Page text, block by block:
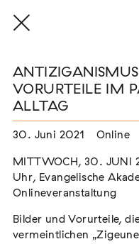
THE THREAD
DER HÄLT
22. Juli 2026 - 04.
VORURTEILE IM
ALLTAG
30. Juni 2021 Online
MITTWOCH, 30. JUNI
Uhr, Evangelische
Onlineveranstaltung
Bilder und Vorurteile,
vermeintlichen